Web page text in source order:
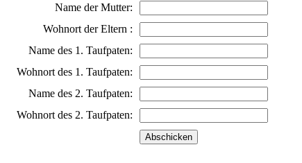
Name der Mutter:
Wohnort der Eltern :
Name des 1. Taufpaten:
Wohnort des 1. Taufpaten:
Name des 2. Taufpaten:
Wohnort des 2. Taufpaten: